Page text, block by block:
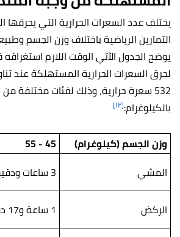
يختلف عدد السعرات الحرارية التي
التمارين الرياضية باختلاف وزن الجسم
يوضح الجدول الآتي الوقت اللازم
لحرق السعرات الحرارية المستهلكة عند
532 سعرة حرارية، وذلك لفئات مختلفة
بالكيلوغرام:[١٢]
وزن الجسم (كيلوغرام) 45 - 55
المشي
3 ساعات ودقيقتين
الركض
1 ساعة و17 دقيقة